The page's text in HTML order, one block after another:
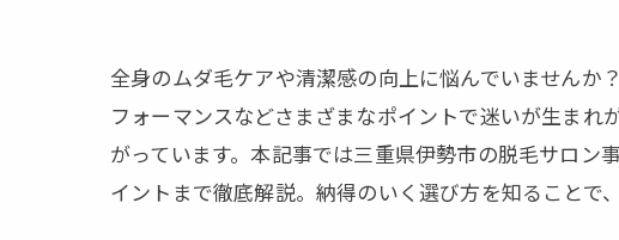
全身のムダ毛ケアや清潔感の向上に悩んでいません
フォーマンスなどさまざまなポイントで迷いが生ま
がっています。本記事では三重県伊勢市の脱毛サロ
イントまで徹底解説。納得のいく選び方を知ることで